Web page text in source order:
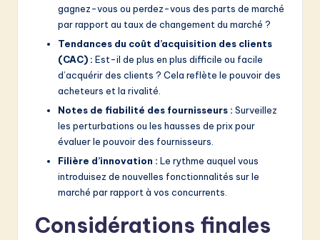
gagnez-vous ou perdez-vous des parts de marché
par rapport au taux de changement du marché ?
Tendances du coût d’acquisition des clients
(CAC) : Est-il de plus en plus difficile ou facile
d’acquérir des clients ? Cela reflète le pouvoir des
acheteurs et la rivalité.
Notes de fiabilité des fournisseurs : Surveillez
les perturbations ou les hausses de prix pour
évaluer le pouvoir des fournisseurs.
Filière d’innovation : Le rythme auquel vous
introduisez de nouvelles fonctionnalités sur le
marché par rapport à vos concurrents.
Considérations finales